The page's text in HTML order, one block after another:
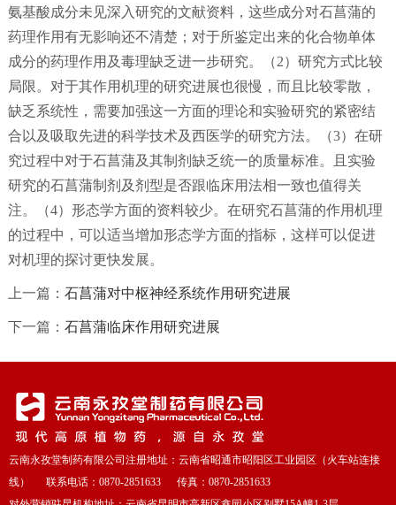
氨基酸成分未见深入研究的文献资料，这些成分对石菖蒲的
药理作用有无影响还不清楚；对于所鉴定出来的化合物单体
成分的药理作用及毒理缺乏进一步研究。（2）研究方式比较
局限。对于其作用机理的研究进展也很慢，而且比较零散，
缺乏系统性，需要加强这一方面的理论和实验研究的紧密结
合以及吸取先进的科学技术及西医学的研究方法。（3）在研
究过程中对于石菖蒲及其制剂缺乏统一的质量标准。且实验
研究的石菖蒲制剂及剂型是否跟临床用法相一致也值得关
注。（4）形态学方面的资料较少。在研究石菖蒲的作用机理
的过程中，可以适当增加形态学方面的指标，这样可以促进
对机理的探讨更快发展。
上一篇： 石菖蒲对中枢神经系统作用研究进展
下一篇： 石菖蒲临床作用研究进展
云南永孜堂制药有限公司注册地址：云南省昭通市昭阳区工业园区（火车站连接
线） 联系电话：0870-2851633 传真：0870-2851633